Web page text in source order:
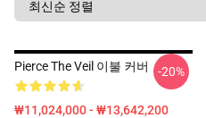
Pierce The Veil 이불 커버
₩11,024,000 - ₩13,642,200
-20%